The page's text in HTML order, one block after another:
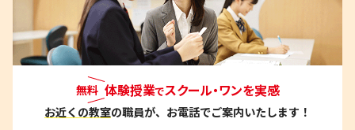
無料 体験授業でスクール・ワンを実感
お近くの教室の職員が、お電話でご案内いたします！